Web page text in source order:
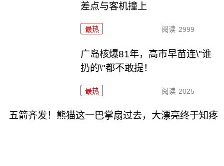
差点与客机撞上
最热 阅读 2999
广岛核爆81年，高市早苗连\"谁
扔的\"都不敢提！
最热 阅读 2025
五箭齐发！熊猫这一巴掌扇过去，大漂亮终于知疼